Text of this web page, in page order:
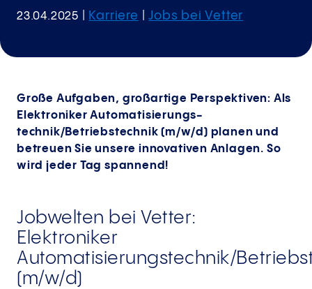
23.04.2025 Karriere |Jobs bei Vetter
Große Aufgaben, großartige Perspektiven: Als
Elektroniker Automatisierungs­
technik/Betriebstechnik (m/w/d) planen und
betreuen Sie unsere innovativen Anlagen. So
wird jeder Tag spannend!
Jobwelten bei Vetter:
Elektroniker
Automatisierungstechnik/
(m/w/d)